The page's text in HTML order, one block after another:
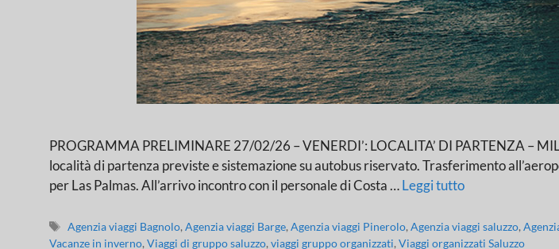
PROGRAMMA PRELIMINARE 27/02/26 – VENERDI’: LOCALITA’ DI PARTENZA –
località di partenza previste e sistemazione su autobus riservato. Trasferimento
per Las Palmas. All’arrivo incontro con il personale di Costa …Leggi tutto
Agenzia viaggi Bagnolo,Agenzia viaggi Barge,Agenzia viaggi Pinerolo,Agenzia viaggi saluzzo,
Vacanze in inverno, Viaggi di gruppo saluzzo, viaggi gruppo organizzati, Viaggi organizzati Saluzzo